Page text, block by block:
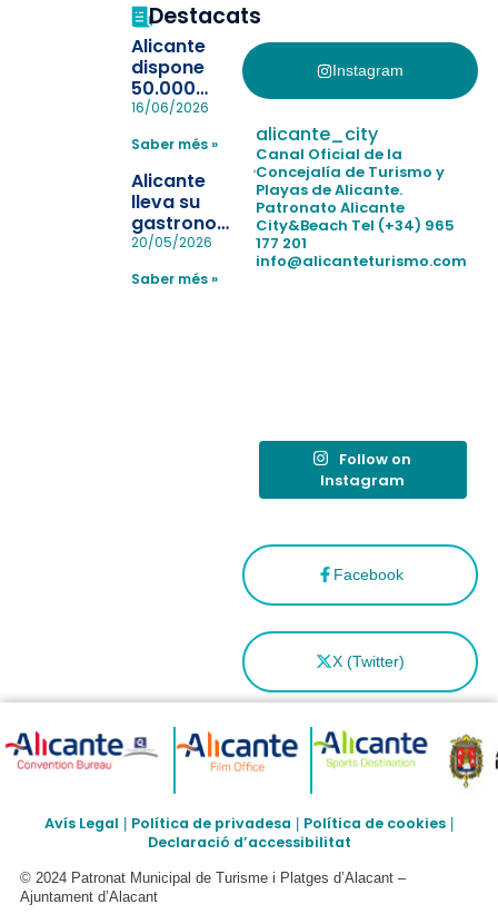
Destacats
Alicante
dispone
50.000
pulseras
la
pérdida de niños
en las
playas y
realiza con
éxito un
simulacro de socorrismo
16/06/2026
Saber més »
Alicante
lleva su
gastronomía
a Madrid
reforzar el
20/05/2026
Saber més »
Instagram
Facebook
X (Twitter)
alicante_city
Canal Oficial de la
Concejalía de Turismo y
Playas de Alicante.
Patronato Alicante
City&Beach Tel (+34) 965
177 201
info@alicanteturismo.com
Follow on
Instagram
Avís Legal Política de privadesa Política de cookies
Declaració d’accessibilitat
© 2024 Patronat Municipal de Turisme i Platges d’Alacant –
Ajuntament d’Alacant